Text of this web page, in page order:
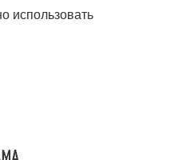
использовать